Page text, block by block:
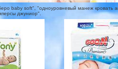
baby soft", "одноуровневый манеж кровать
джуниор".